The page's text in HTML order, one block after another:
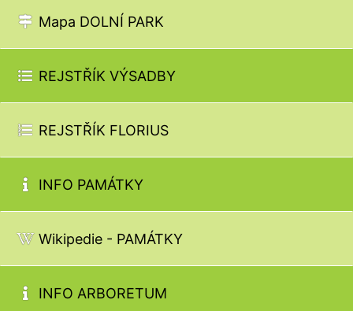
Mapa DOLNÍ PARK
REJSTŘÍK VÝSADBY
REJSTŘÍK FLORIUS
INFO PAMÁTKY
Wikipedie - PAMÁTKY
INFO ARBORETUM